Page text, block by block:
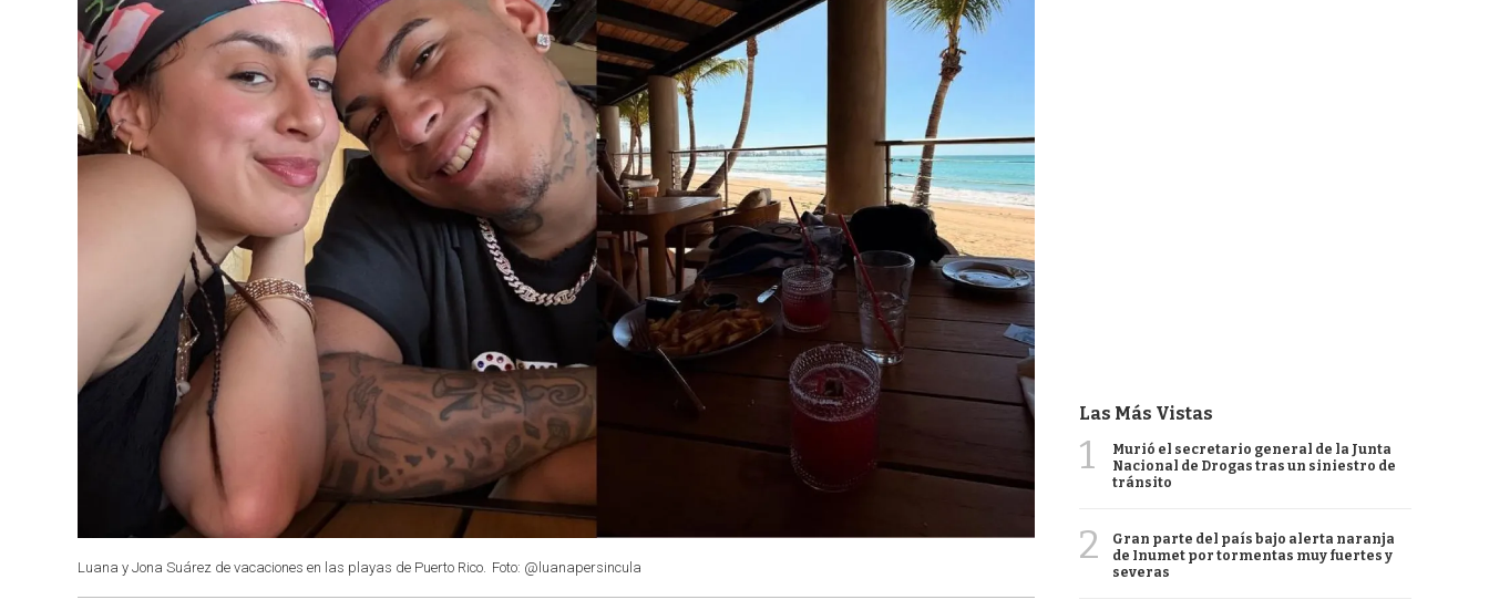
Luana y Jona Suárez de vacaciones en las playas de Puerto Rico. Foto: @luanapersincula
Las Más Vistas
1
Murió el secretario general de la Junta
Nacional de Drogas tras un siniestro de
tránsito
2
Gran parte del país bajo alerta naranja
de Inumet por tormentas muy fuertes y
severas